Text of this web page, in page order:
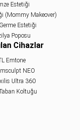
Estetiği
(Mommy Makeover)
Estetiği
Poposu
Cihazlar
Emtone
NEO
Ultra 360
Koltuğu